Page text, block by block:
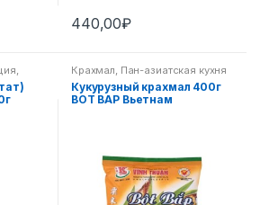
440,00₽
,
Пан-
Крахмал, Пан-азиатская кухня
Кукурузный крахмал 400г
BOT BAP Вьетнам